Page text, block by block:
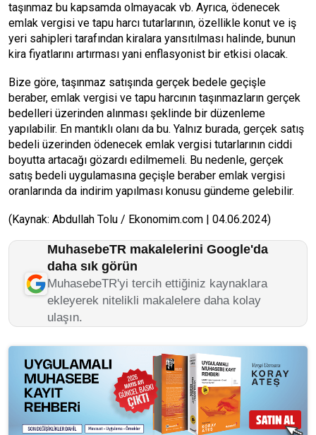
taşınmaz bu kapsamda olmayacak vb. Ayrıca, ödenecek
emlak vergisi ve tapu harcı tutarlarının, özellikle konut ve iş
yeri sahipleri tarafından kiralara yansıtılması halinde, bunun
kira fiyatlarını artırması yani enflasyonist bir etkisi olacak.
Bize göre, taşınmaz satışında gerçek bedele geçişle
beraber, emlak vergisi ve tapu harcının taşınmazların gerçek
bedelleri üzerinden alınması şeklinde bir düzenleme
yapılabilir. En mantıklı olanı da bu. Yalnız burada, gerçek satış
bedeli üzerinden ödenecek emlak vergisi tutarlarının ciddi
boyutta artacağı gözardı edilmemeli. Bu nedenle, gerçek
satış bedeli uygulamasına geçişle beraber emlak vergisi
oranlarında da indirim yapılması konusu gündeme gelebilir.
(Kaynak: Abdullah Tolu / Ekonomim.com | 04.06.2024)
MuhasebeTR makalelerini Google'da
daha sık görün
MuhasebeTR'yi tercih ettiğiniz kaynaklara
ekleyerek nitelikli makalelere daha kolay
ulaşın.